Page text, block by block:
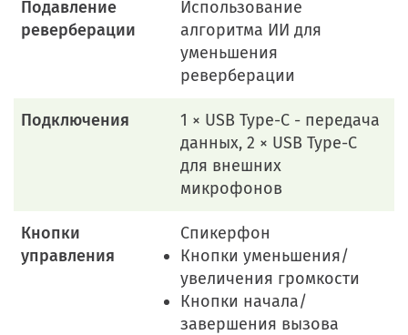
Подавление
реверберации
Использование
алгоритма ИИ для
уменьшения
реверберации
Подключения
1 × USB Type-С - передача
данных, 2 × USB Type-С
для внешних
микрофонов
Кнопки
управления
Спикерфон
Кнопки уменьшения/
увеличения громкости
Кнопки начала/
завершения вызова